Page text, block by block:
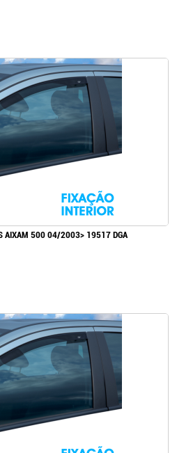
AIXAM 500 04/2003> 19517 DGA